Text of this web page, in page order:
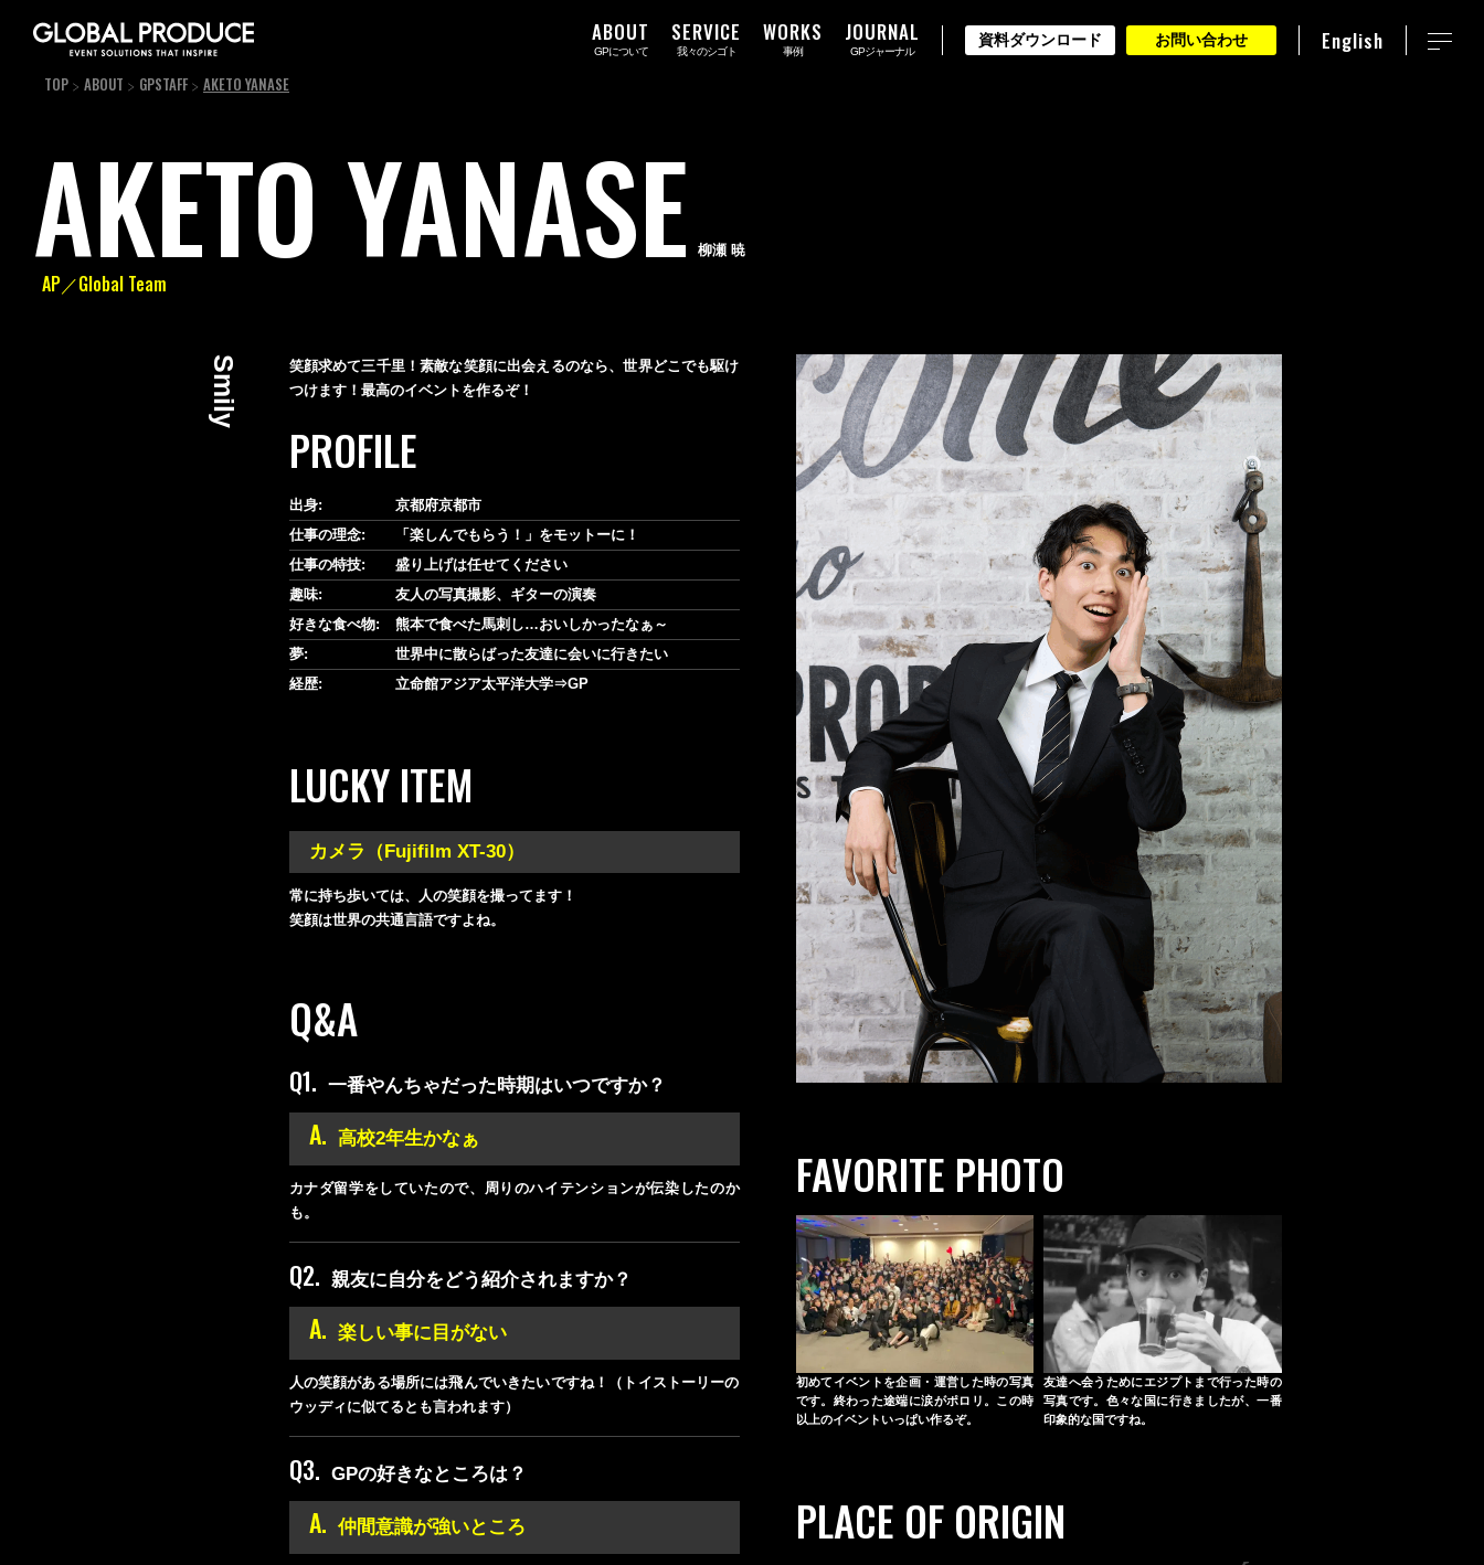
ABOUT
GPについて
SERVICE
我々のシゴト
WORKS
事例
JOURNAL
GPジャーナル
資料ダウンロード お問い合わせ English
TOP ABOUT GPSTAFF AKETO YANASE
AKETO YANASE 柳瀬 暁
AP／Global Team
Smily
笑顔求めて三千里！素敵な笑顔に出会えるのなら、世界どこでも駆け
つけます！最高のイベントを作るぞ！
PROFILE
出身:
京都府京都市
仕事の理念:
「楽しんでもらう！」をモットーに！
仕事の特技:
盛り上げは任せてください
趣味:
友人の写真撮影、ギターの演奏
好きな食べ物:
熊本で食べた馬刺し…おいしかったなぁ～
夢:
世界中に散らばった友達に会いに行きたい
経歴:
立命館アジア太平洋大学⇒GP
LUCKY ITEM
カメラ（Fujifilm XT-30）
常に持ち歩いては、人の笑顔を撮ってます！
笑顔は世界の共通言語ですよね。
Q&A
Q1. 一番やんちゃだった時期はいつですか？
A. 高校2年生かなぁ
カナダ留学をしていたので、周りのハイテンションが伝染したのか
も。
Q2. 親友に自分をどう紹介されますか？
A. 楽しい事に目がない
人の笑顔がある場所には飛んでいきたいですね！（トイストーリーの
ウッディに似てるとも言われます）
Q3. GPの好きなところは？
A. 仲間意識が強いところ
FAVORITE PHOTO
初めてイベントを企画・運営した時の写真
です。終わった途端に涙がポロリ。この時
以上のイベントいっぱい作るぞ。
友達へ会うためにエジプトまで行った時の
写真です。色々な国に行きましたが、一番
印象的な国ですね。
PLACE OF ORIGIN